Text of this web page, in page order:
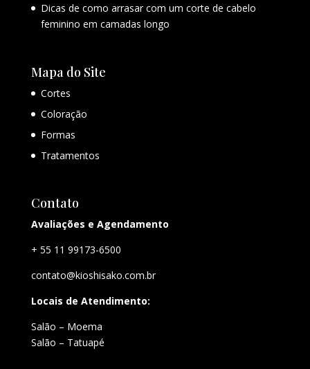
Dicas de como arrasar com um corte de cabelo
feminino em camadas longo
Mapa do Site
Cortes
Coloração
Formas
Tratamentos
Contato
Avaliações e Agendamento
+ 55 11 99173-6500
contato@kioshisako.com.br
Locais de Atendimento:
Salão – Moema
Salão – Tatuapé